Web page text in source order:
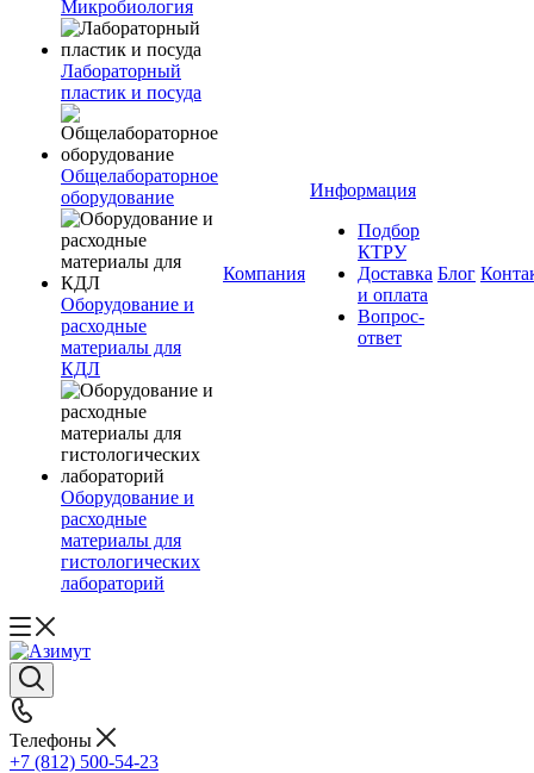
Микробиология
Лабораторный
пластик и посуда
Общелабораторное
оборудование
Оборудование и
расходные
материалы для
КДЛ
Оборудование и
расходные
материалы для
гистологических
лабораторий
Компания
Информация
Подбор
КТРУ
Доставка
и оплата
Вопрос-
ответ
Блог
Телефоны
+7 (812) 500-54-23